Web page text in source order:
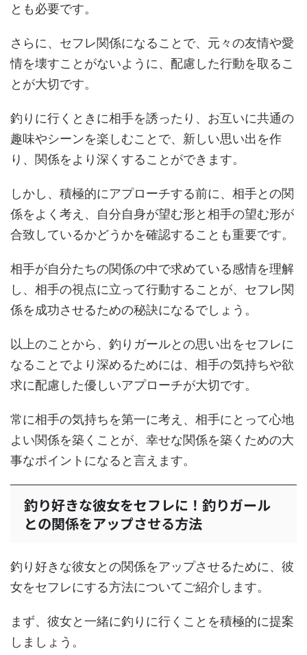
とも必要です。
さらに、セフレ関係になることで、元々の友情や愛
情を壊すことがないように、配慮した行動を取るこ
とが大切です。
釣りに行くときに相手を誘ったり、お互いに共通の
趣味やシーンを楽しむことで、新しい思い出を作
り、関係をより深くすることができます。
しかし、積極的にアプローチする前に、相手との関
係をよく考え、自分自身が望む形と相手の望む形が
合致しているかどうかを確認することも重要です。
相手が自分たちの関係の中で求めている感情を理解
し、相手の視点に立って行動することが、セフレ関
係を成功させるための秘訣になるでしょう。
以上のことから、釣りガールとの思い出をセフレに
なることでより深めるためには、相手の気持ちや欲
求に配慮した優しいアプローチが大切です。
常に相手の気持ちを第一に考え、相手にとって心地
よい関係を築くことが、幸せな関係を築くための大
事なポイントになると言えます。
釣り好きな彼女をセフレに！釣りガール
との関係をアップさせる方法
釣り好きな彼女との関係をアップさせるために、彼
女をセフレにする方法についてご紹介します。
まず、彼女と一緒に釣りに行くことを積極的に提案
しましょう。